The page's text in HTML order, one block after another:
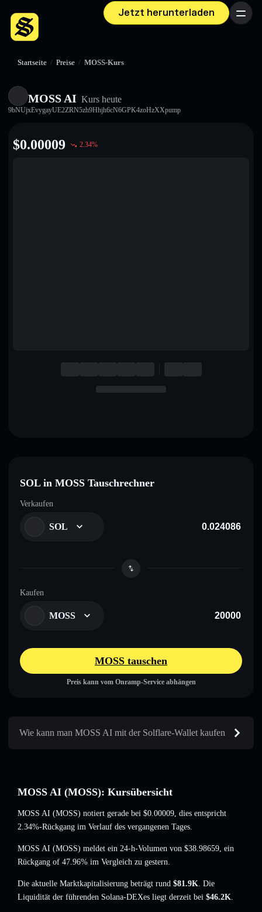
Jetzt herunterladen Menü
Startseite / Preise / MOSS-Kurs
MOSS AI Kurs heute
9bNUjxEvygayUE2ZRN5zh9Hhjh6cN6GPK4zoHzXXpump
$0.00009 2.34%
SOL in MOSS Tauschrechner
Verkaufen
SOL
Kaufen
MOSS
MOSS tauschen
Preis kann vom Onramp-Service abhängen
Wie kann man MOSS AI mit der Solflare-Wallet kaufen
MOSS AI (MOSS): Kursübersicht
MOSS AI (MOSS) notiert gerade bei $0.00009, dies entspricht
2.34%-Rückgang im Verlauf des vergangenen Tages.
MOSS AI (MOSS) meldet ein 24-h-Volumen von $38.98659, ein
Rückgang of 47.96% im Vergleich zu gestern.
Die aktuelle Marktkapitalisierung beträgt rund $81.9K. Die
Liquidität der führenden Solana-DEXes liegt derzeit bei $46.2K.